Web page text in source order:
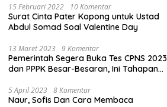
15 Februari 2022 10 Komentar
Surat Cinta Pater Kopong untuk Ustad
Abdul Somad Soal Valentine Day
13 Maret 2023 9 Komentar
Pemerintah Segera Buka Tes CPNS 2023
dan PPPK Besar-Besaran, Ini Tahapan
5 April 2023 8 Komentar
Naur, Sofis Dan Cara Membaca